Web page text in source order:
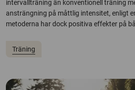
intervallträning än konventionell träning
ansträngning på måttlig intensitet, enligt
metoderna har dock positiva effekter på
Träning